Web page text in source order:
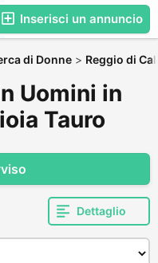
Inserisci un annuncio
di Donne > Reggio di
Uomini in
Tauro
Dettaglio